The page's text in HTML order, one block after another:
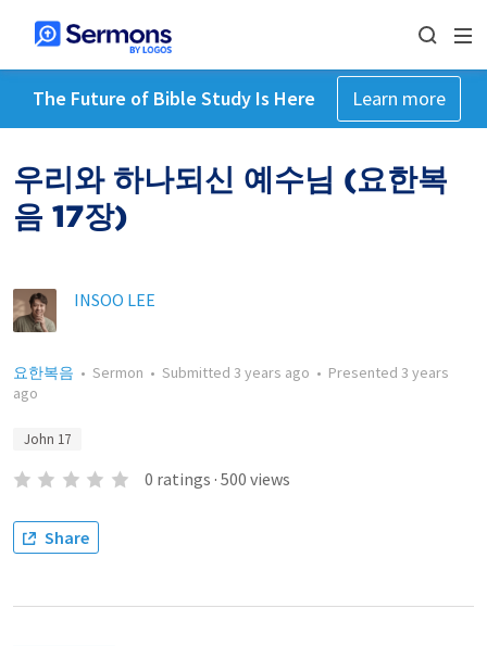
The Future of Bible Study Is Here Learn more
우리와 하나되신 예수님 (요한복
음 17장)
INSOO LEE
요한복음 • Sermon • Submitted 3 years ago • Presented 3 years
ago
John 17
0 ratings · 500 views
Share